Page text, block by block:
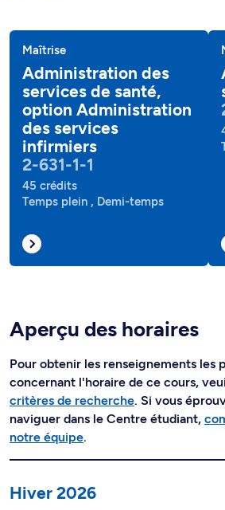
Maîtrise
Administration des
services de santé,
option Administration
des services
infirmiers
2-631-1-1
45 crédits
Temps plein , Demi-temps
Aperçu des horaires
Pour obtenir les renseignements les
concernant l'horaire de ce cours,
critères de recherche. Si vous
naviguer dans le Centre étudiant,
notre équipe.
Hiver 2026